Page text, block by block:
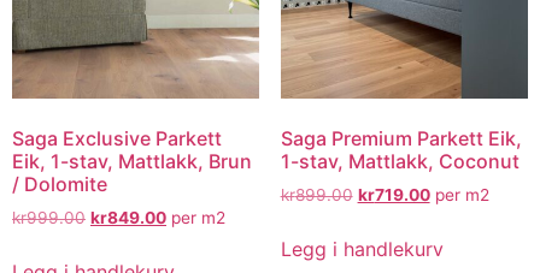
Saga Exclusive Parkett
Eik, 1-stav, Mattlakk, Brun
/ Dolomite
kr999.00 kr849.00 per m2
Saga Premium Parkett Eik,
1-stav, Mattlakk, Coconut
kr899.00 kr719.00per m2
Legg i handlekurv